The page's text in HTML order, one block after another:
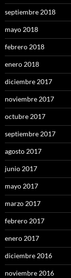
septiembre 2018
mayo 2018
febrero 2018
enero 2018
diciembre 2017
noviembre 2017
octubre 2017
septiembre 2017
agosto 2017
junio 2017
mayo 2017
marzo 2017
febrero 2017
enero 2017
diciembre 2016
noviembre 2016